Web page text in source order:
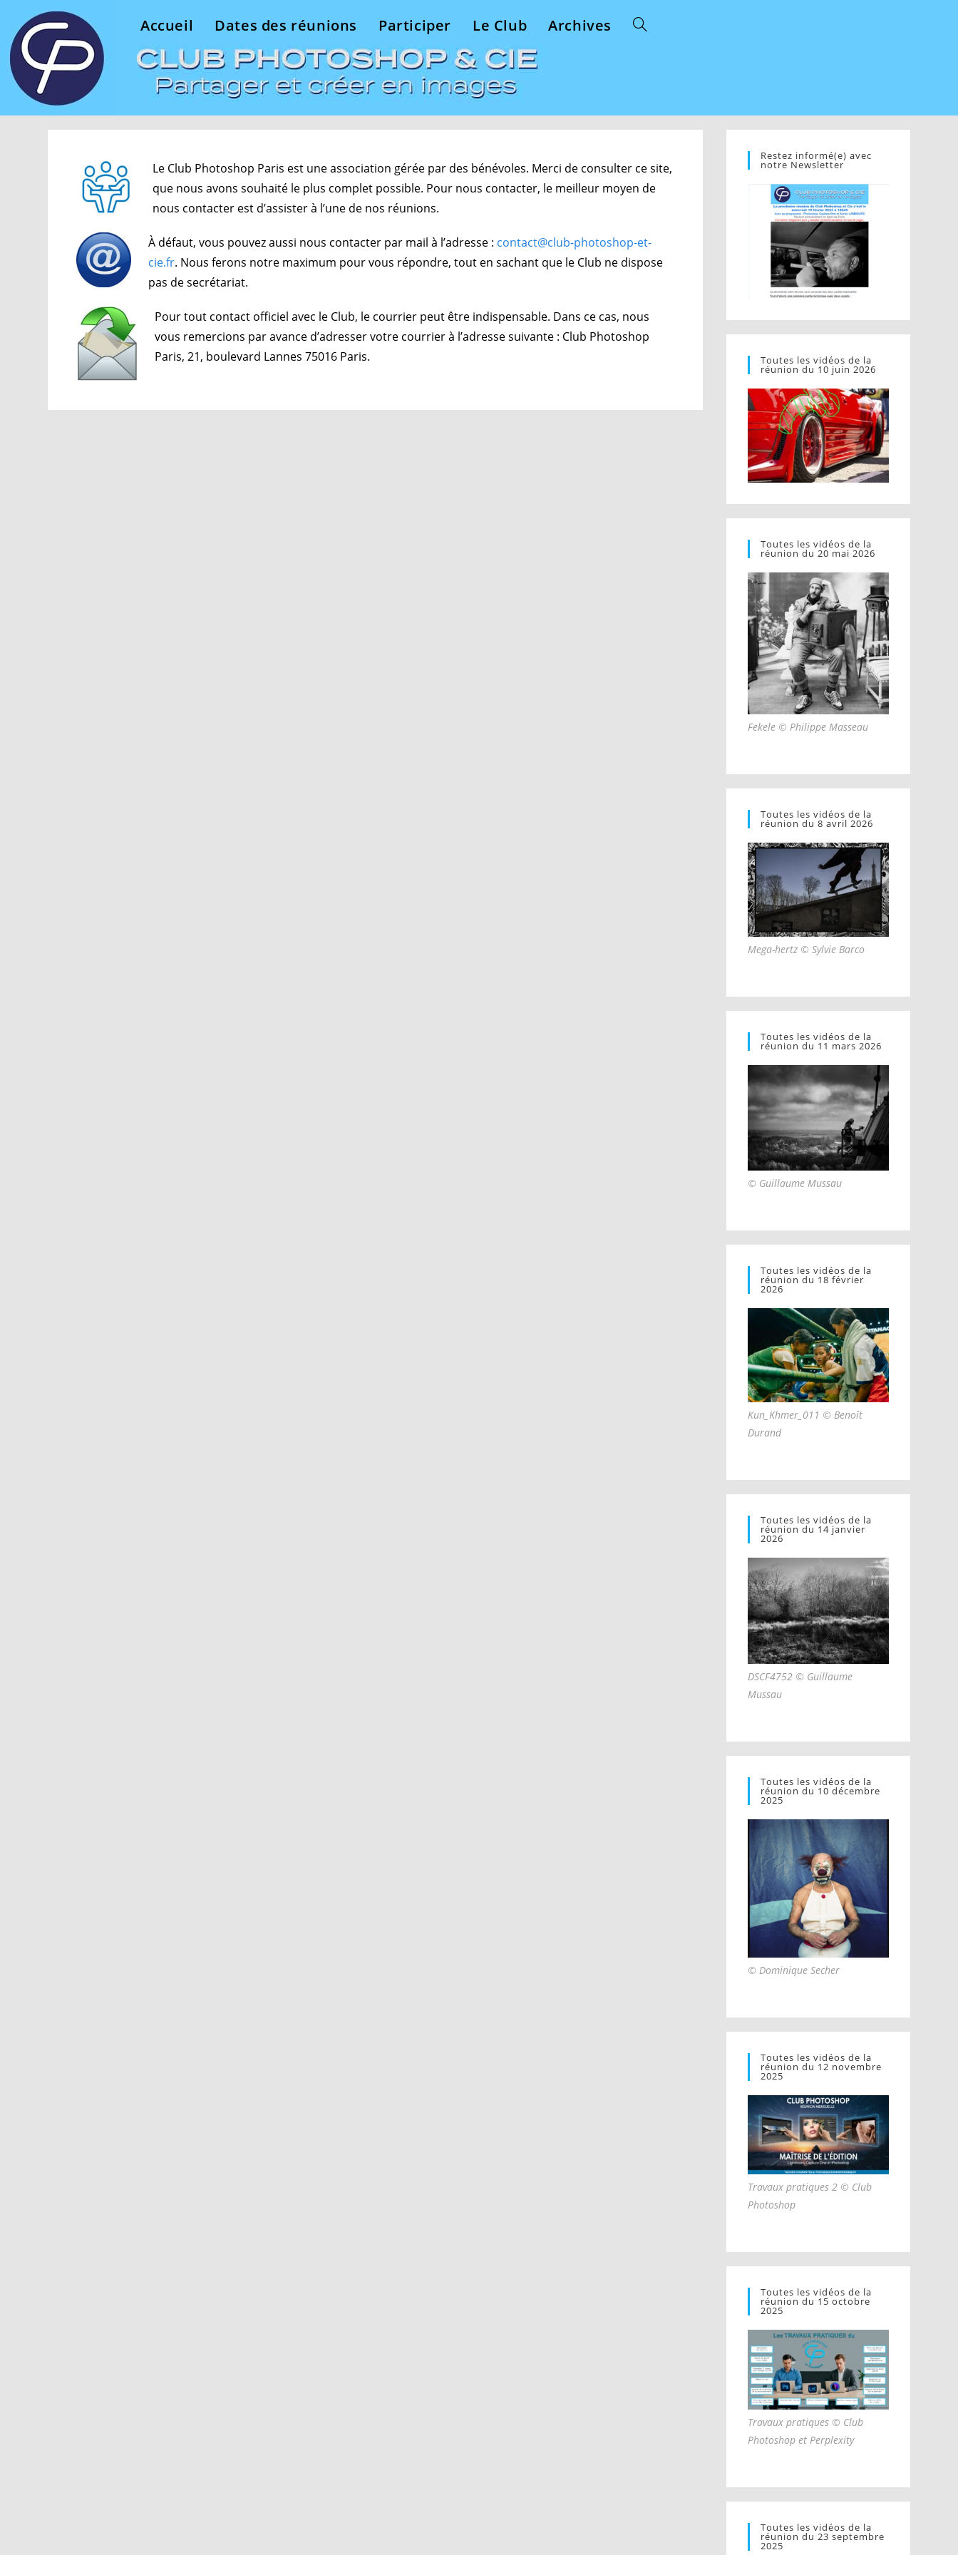
Accueil Dates des réunions Participer Le Club Archives
Le Club Photoshop Paris est une association gérée par des bénévoles. Merci de consulter ce site,
que nous avons souhaité le plus complet possible. Pour nous contacter, le meilleur moyen de
nous contacter est d’assister à l’une de nos réunions.
À défaut, vous pouvez aussi nous contacter par mail à l’adresse : contact@club-photoshop-et-
cie.fr. Nous ferons notre maximum pour vous répondre, tout en sachant que le Club ne dispose
pas de secrétariat.
Pour tout contact officiel avec le Club, le courrier peut être indispensable. Dans ce cas, nous
vous remercions par avance d’adresser votre courrier à l’adresse suivante : Club Photoshop
Paris, 21, boulevard Lannes 75016 Paris.
Restez informé(e) avec
notre Newsletter
Toutes les vidéos de la
réunion du 10 juin 2026
Toutes les vidéos de la
réunion du 20 mai 2026
Fekele © Philippe Masseau
Toutes les vidéos de la
réunion du 8 avril 2026
Mega-hertz © Sylvie Barco
Toutes les vidéos de la
réunion du 11 mars 2026
© Guillaume Mussau
Toutes les vidéos de la
réunion du 18 février
2026
Kun_Khmer_011 © Benoît
Durand
Toutes les vidéos de la
réunion du 14 janvier
2026
DSCF4752 © Guillaume
Mussau
Toutes les vidéos de la
réunion du 10 décembre
2025
© Dominique Secher
Toutes les vidéos de la
réunion du 12 novembre
2025
Travaux pratiques 2 © Club
Photoshop
Toutes les vidéos de la
réunion du 15 octobre
2025
Travaux pratiques © Club
Photoshop et Perplexity
Toutes les vidéos de la
réunion du 23 septembre
2025